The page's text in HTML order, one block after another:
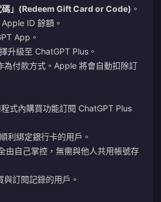
碼」(Redeem Gift Card or Code) 。
ID 餘額。
App。
升級至 ChatGPT Plus。
為付款方式。Apple 將會自動扣除訂
式內購買功能訂閱 ChatGPT Plus
利綁定銀行卡的用戶。
由自己掌控，無需與他人共用帳號存
訂閱記錄的用戶。